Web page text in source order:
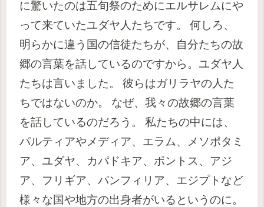
に驚いたのは五旬祭のためにエルサレムにや
って来ていたユダヤ人たちです。
何しろ、
明らかに違う国の信徒たちが、自分たちの故
郷の言葉を話しているのですから。 ユダヤ人
たちは言いました。
彼らはガリラヤの人た
ちではないのか。
なぜ、我々の故郷の言葉
を話しているのだろう。
私たちの中には、
パルティアやメディア、エラム、メソポタミ
ア、ユダヤ、カパドキア、ポントス、アジ
ア、フリギア、パンフィリア、エジプトなど
様々な国や地方の出身者がいるというのに。